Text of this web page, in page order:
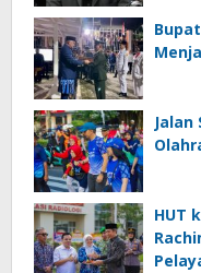
Jalan
HUT